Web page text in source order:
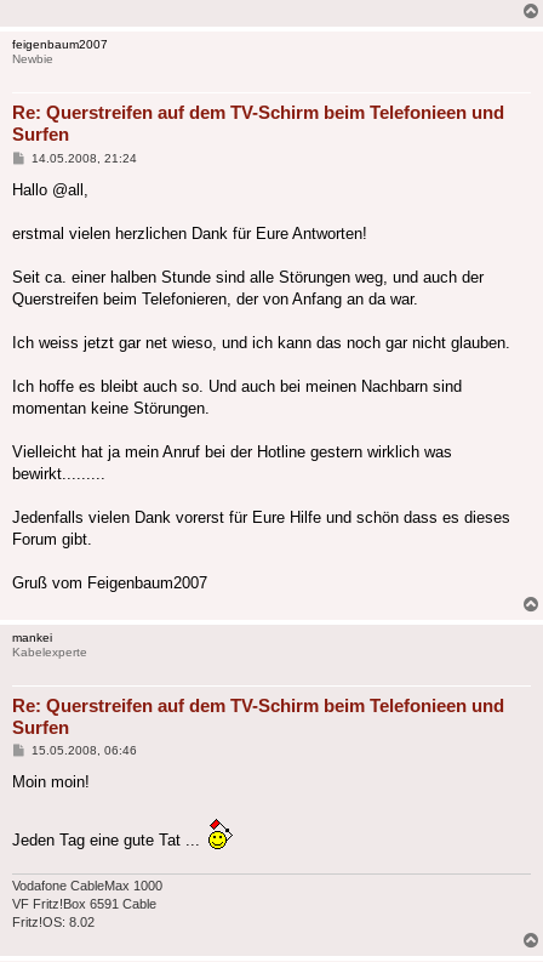
feigenbaum2007
Newbie
Re: Querstreifen auf dem TV-Schirm beim Telefonieen und
Surfen
Beitrag
14.05.2008, 21:24
Hallo @all,
erstmal vielen herzlichen Dank für Eure Antworten!
Seit ca. einer halben Stunde sind alle Störungen weg, und auch der
Querstreifen beim Telefonieren, der von Anfang an da war.
Ich weiss jetzt gar net wieso, und ich kann das noch gar nicht glauben.
Ich hoffe es bleibt auch so. Und auch bei meinen Nachbarn sind
momentan keine Störungen.
Vielleicht hat ja mein Anruf bei der Hotline gestern wirklich was
bewirkt.........
Jedenfalls vielen Dank vorerst für Eure Hilfe und schön dass es dieses
Forum gibt.
Gruß vom Feigenbaum2007
mankei
Kabelexperte
Re: Querstreifen auf dem TV-Schirm beim Telefonieen und
Surfen
Beitrag
15.05.2008, 06:46
Moin moin!
Jeden Tag eine gute Tat ...
Vodafone CableMax 1000
VF Fritz!Box 6591 Cable
Fritz!OS: 8.02